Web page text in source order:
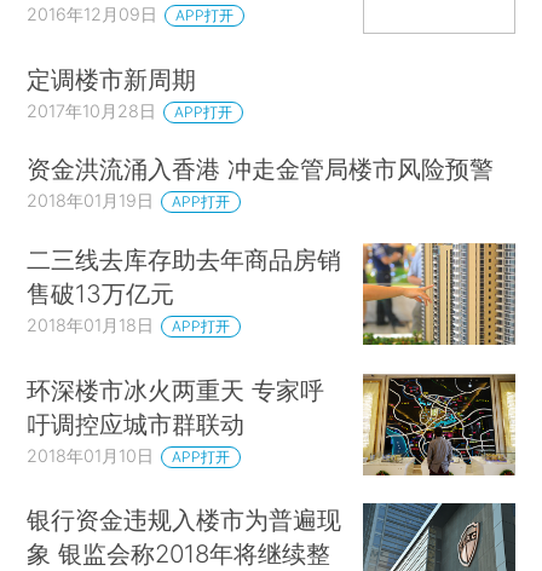
2016年12月09日 APP打开
定调楼市新周期
2017年10月28日 APP打开
资金洪流涌入香港 冲走金管局楼市风险预警
2018年01月19日 APP打开
二三线去库存助去年商品房销
售破13万亿元
2018年01月18日 APP打开
环深楼市冰火两重天 专家呼
吁调控应城市群联动
2018年01月10日 APP打开
银行资金违规入楼市为普遍现
象 银监会称2018年将继续整